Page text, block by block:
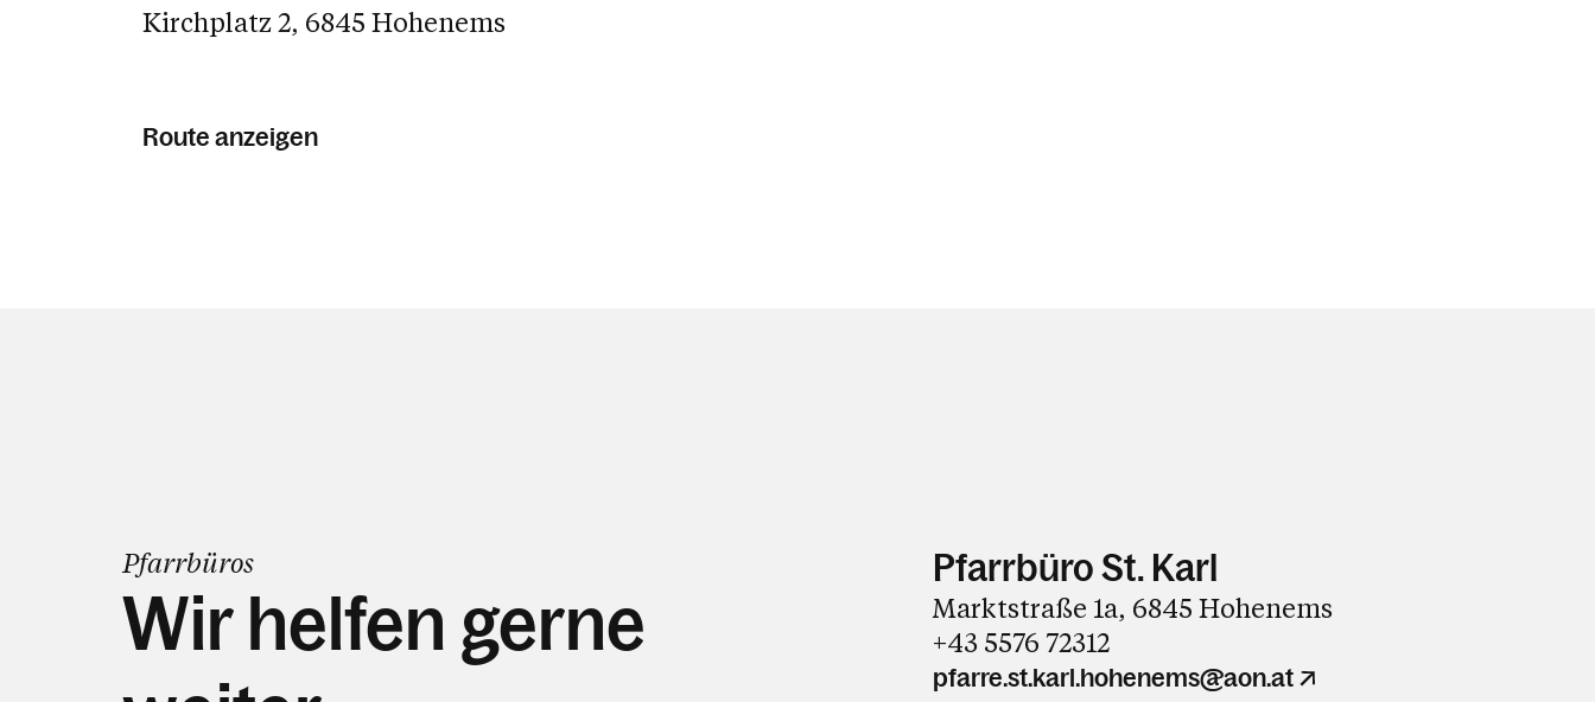
Kirchplatz 2, 6845 Hohenems
Route anzeigen
Pfarrbüros
Wir helfen gerne
Pfarrbüro St. Karl
Marktstraße 1a, 6845 Hohenems
+43 5576 72312
pfarre.st.karl.hohenems@aon.at